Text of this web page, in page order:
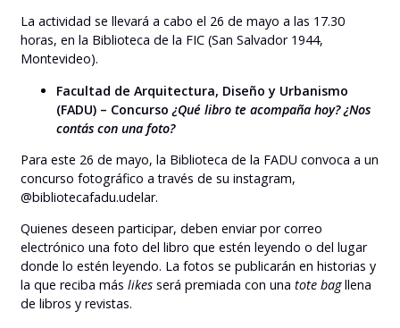
La actividad se llevará a cabo el 26 de mayo a las 17.30
horas, en la Biblioteca de la FIC (San Salvador 1944,
Montevideo).
Facultad de Arquitectura, Diseño y Urbanismo
(FADU) – Concurso ¿Qué libro te acompaña hoy? ¿Nos
contás con una foto?
Para este 26 de mayo, la Biblioteca de la FADU convoca a un
concurso fotográfico a través de su instagram,
@bibliotecafadu.udelar.
Quienes deseen participar, deben enviar por correo
electrónico una foto del libro que estén leyendo o del lugar
donde lo estén leyendo. La fotos se publicarán en historias y
la que reciba más likes será premiada con una tote bagllena
de libros y revistas.